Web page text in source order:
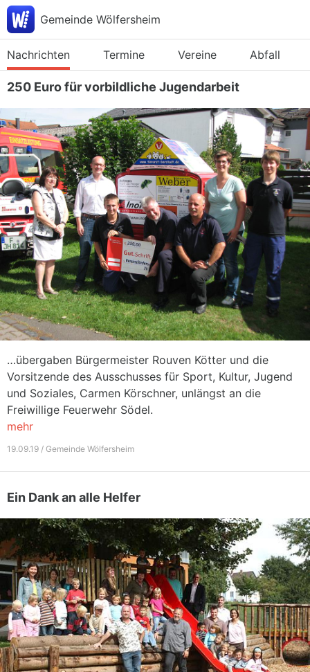
Gemeinde Wölfersheim
Nachrichten Termine Vereine Abfall
250 Euro für vorbildliche Jugendarbeit
…übergaben Bürgermeister Rouven Kötter und die
Vorsitzende des Ausschusses für Sport, Kultur, Jugend
und Soziales, Carmen Körschner, unlängst an die
Freiwillige Feuerwehr Södel.
mehr
19.09.19 / Gemeinde Wölfersheim
Ein Dank an alle Helfer